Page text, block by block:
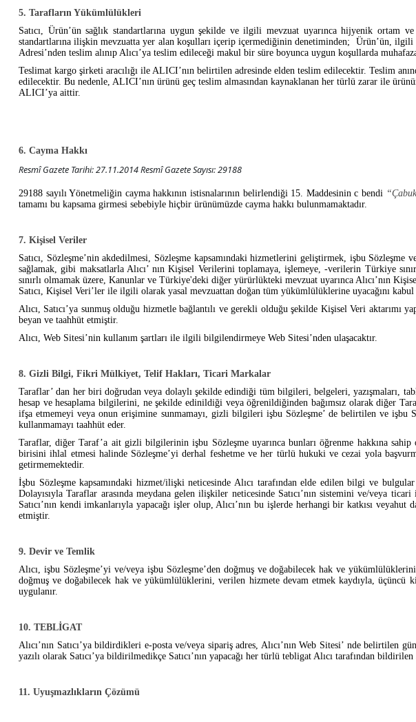
5. Tarafların Yükümlülükleri
Satıcı, Ürün’ün sağlık standartlarına uygun şekilde ve ilgili mevzuat uyarınca hijyenik ortam
standartlarına ilişkin mevzuatta yer alan koşulları içerip içermediğinin denetiminden; Ürün’ün, ilgili
Adresi’nden teslim alınıp Alıcı’ya teslim edileceği makul bir süre boyunca uygun koşullarda
Teslimat kargo şirketi aracılığı ile ALICI’nın belirtilen adresinde elden teslim edilecektir. Teslim
edilecektir. Bu nedenle, ALICI’nın ürünü geç teslim almasından kaynaklanan her türlü zarar ile
ALICI’ya aittir.
6. Cayma Hakkı
Resmî Gazete Tarihi: 27.11.2014 Resmî Gazete Sayısı: 29188
29188 sayılı Yönetmeliğin cayma hakkının istisnalarının belirlendiği 15. Maddesinin c bendi
tamamı bu kapsama girmesi sebebiyle hiçbir ürünümüzde cayma hakkı bulunmamaktadır.
7. Kişisel Veriler
Satıcı, Sözleşme’nin akdedilmesi, Sözleşme kapsamındaki hizmetlerini geliştirmek, işbu
sağlamak, gibi maksatlarla Alıcı’ nın Kişisel Verilerini toplamaya, işlemeye, -verilerin Türkiye
sınırlı olmamak üzere, Kanunlar ve Türkiye'deki diğer yürürlükteki mevzuat uyarınca Alıcı’nın
Satıcı, Kişisel Veri’ler ile ilgili olarak yasal mevzuattan doğan tüm yükümlülüklerine uyacağını kabul
Alıcı, Satıcı’ya sunmuş olduğu hizmetle bağlantılı ve gerekli olduğu şekilde Kişisel Veri aktarımı
beyan ve taahhüt etmiştir.
Alıcı, Web Sitesi’nin kullanım şartları ile ilgili bilgilendirmeye Web Sitesi’nden ulaşacaktır.
8. Gizli Bilgi, Fikri Mülkiyet, Telif Hakları, Ticari Markalar
Taraflar’ dan her biri doğrudan veya dolaylı şekilde edindiği tüm bilgileri, belgeleri,
hesap ve hesaplama bilgilerini, ne şekilde edinildiği veya öğrenildiğinden bağımsız olarak diğer
ifşa etmemeyi veya onun erişimine sunmamayı, gizli bilgileri işbu Sözleşme’ de belirtilen ve işbu
kullanmamayı taahhüt eder.
Taraflar, diğer Taraf’a ait gizli bilgilerinin işbu Sözleşme uyarınca bunları öğrenme hakkına sahip
birisini ihlal etmesi halinde Sözleşme’yi derhal feshetme ve her türlü hukuki ve cezai yola
getirmemektedir.
İşbu Sözleşme kapsamındaki hizmet/ilişki neticesinde Alıcı tarafından elde edilen bilgi ve
Dolayısıyla Taraflar arasında meydana gelen ilişkiler neticesinde Satıcı’nın sistemini ve/veya
Satıcı’nın kendi imkanlarıyla yapacağı işler olup, Alıcı’nın bu işlerde herhangi bir katkısı
etmiştir.
9. Devir ve Temlik
Alıcı, işbu Sözleşme’yi ve/veya işbu Sözleşme’den doğmuş ve doğabilecek hak ve
doğmuş ve doğabilecek hak ve yükümlülüklerini, verilen hizmete devam etmek kaydıyla,
uygulanır.
10. TEBLİGAT
Alıcı’nın Satıcı’ya bildirdikleri e-posta ve/veya sipariş adres, Alıcı’nın Web Sitesi’ nde
yazılı olarak Satıcı’ya bildirilmedikçe Satıcı’nın yapacağı her türlü tebligat Alıcı tarafından
11. Uyuşmazlıkların Çözümü